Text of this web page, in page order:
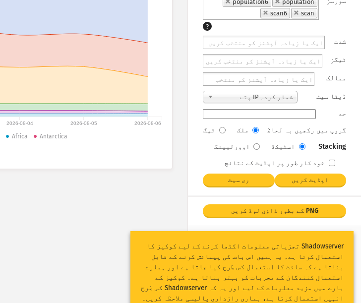
population
population6
scan
scan6
?
شدت
ٹیگز
ممالک
ڈیٹا سیٹ شمار کردہ IP پتے
حد
گروپ میں رکھیں بہ لحاظ
ملک ٹیگ
Stacking اسٹیکڈ اوورلیپنگ
خود کار طور پر اپڈیٹ کے نتائج
اپڈیٹ کریں ری سیٹ
PNG کے بطور ڈاؤن لوڈ کریں
2026-08-04 2026-08-05 2026-08-06
Africa Antarctica
Shadowserver تجزیاتی معلومات اکٹھا کرنے کے لیے کوکیز کا
استعمال کرتا ہے۔ یہ ہمیں اس بات کی پیمائش کرنے کے قابل
بناتا ہے کہ سائٹ کا استعمال کس طرح کیا جاتا ہے اور ہمارے
استعمال کنندگان کے تجربات کو بہتر بناتا ہے۔ کوکیز کے
بارے میں مزید معلومات کے لیے اور یہ کہ Shadowserver کس طرح
انہیں استعمال کرتا ہے، ہماری رازداری پالیسی ملاحظہ کریں۔